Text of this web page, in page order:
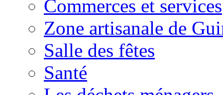
Commerces et services
Zone artisanale de
Salle des fêtes
Santé